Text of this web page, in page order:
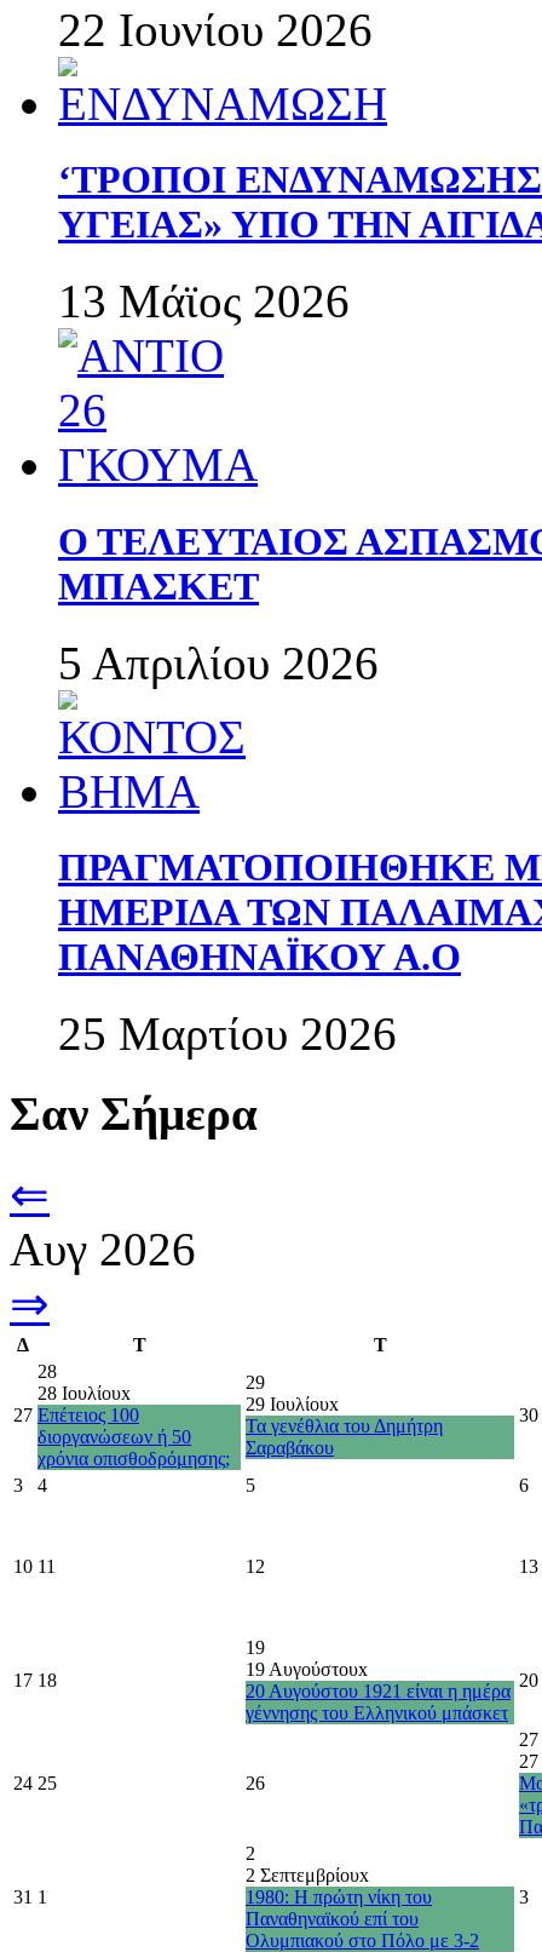
22 Ιουνίου 2026
‘ΤΡΟΠΟΙ
ΥΓΕΙΑΣ» ΥΠΟ ΤΗΝ
13 Μάϊος 2026
Ο ΤΕΛΕΥΤΑΙΟΣ
ΜΠΑΣΚΕΤ
5 Απριλίου 2026
ΠΡΑΓΜΑΤΟΠΟΙΗΘΗΚΕ
ΗΜΕΡΙΔΑ ΤΩΝ
ΠΑΝΑΘΗΝΑΪΚΟΥ Α.Ο
25 Μαρτίου 2026
Σαν Σήμερα
⇐
Αυγ 2026
⇒
Δ Τ Τ
27
28
28 Ιουλίουx
Επέτειος 100
διοργανώσεων ή 50
χρόνια οπισθοδρόμησης;
29
29 Ιουλίουx
Τα γενέθλια του Δημήτρη
Σαραβάκου
30
3 4 5 6
10 11 12 13
17 18
19
19 Αυγούστουx
20 Αυγούστου 1921 είναι η ημέρα
γέννησης του Ελληνικού μπάσκετ
20
24 25 26
27
31 1
2
2 Σεπτεμβρίουx
1980: Η πρώτη νίκη του
Παναθηναϊκού επί του
Ολυμπιακού στο Πόλο με 3-2
3